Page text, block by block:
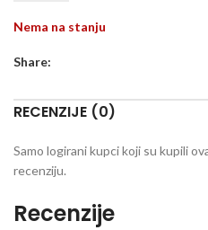
Nema na stanju
Share:
RECENZIJE (0)
Recenzije
Samo logirani kupci koji su kupili
recenziju.